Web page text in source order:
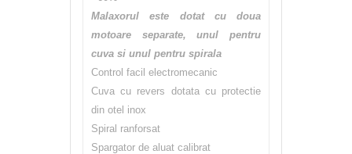
Malaxorul este dotat cu doua
motoare separate, unul pentru
cuva si unul pentru spirala
Control facil electromecanic
Cuva cu revers dotata cu protectie
din otel inox
Spiral ranforsat
Spargator de aluat calibrat